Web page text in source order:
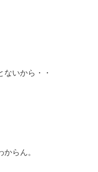
いから・・
らん。